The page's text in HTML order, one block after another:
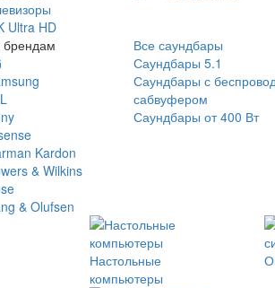
Ultra HD
Kardon
& Wilkins
& Olufsen
Все саундбары
Саундбары 5.1
Саундбары с
сабвуфером
Саундбары от 400 Вт
Настольные
компьютеры